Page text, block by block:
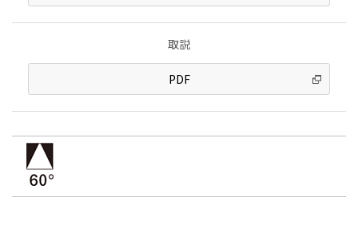
取説
PDF